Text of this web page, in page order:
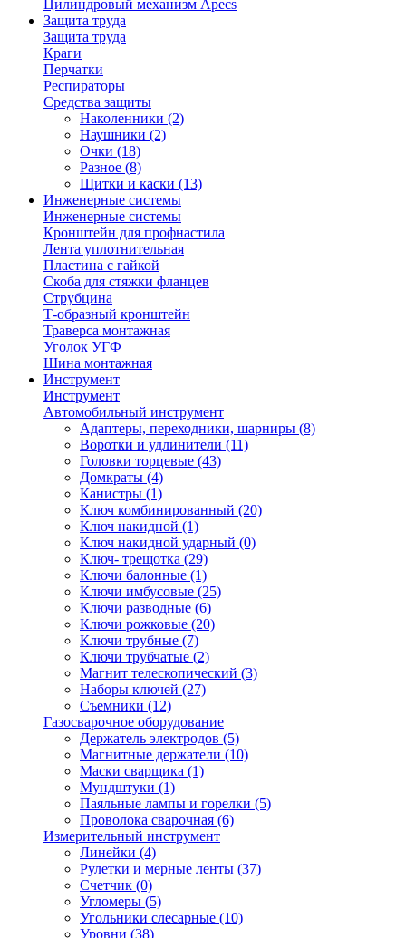
Цилиндровый механизм Apecs
Защита труда
Защита труда
Краги
Перчатки
Респираторы
Средства защиты
Наколенники (2)
Наушники (2)
Очки (18)
Разное (8)
Щитки и каски (13)
Инженерные системы
Инженерные системы
Кронштейн для профнастила
Лента уплотнительная
Пластина с гайкой
Скоба для стяжки фланцев
Струбцина
Т-образный кронштейн
Траверса монтажная
Уголок УГФ
Шина монтажная
Инструмент
Инструмент
Автомобильный инструмент
Адаптеры, переходники, шарниры (8)
Воротки и удлинители (11)
Головки торцевые (43)
Домкраты (4)
Канистры (1)
Ключ комбинированный (20)
Ключ накидной (1)
Ключ накидной ударный (0)
Ключ- трещотка (29)
Ключи балонные (1)
Ключи имбусовые (25)
Ключи разводные (6)
Ключи рожковые (20)
Ключи трубные (7)
Ключи трубчатые (2)
Магнит телескопический (3)
Наборы ключей (27)
Съемники (12)
Газосварочное оборудование
Держатель электродов (5)
Магнитные держатели (10)
Маски сварщика (1)
Мундштуки (1)
Паяльные лампы и горелки (5)
Проволока сварочная (6)
Измерительный инструмент
Линейки (4)
Рулетки и мерные ленты (37)
Счетчик (0)
Угломеры (5)
Угольники слесарные (10)
Уровни (38)